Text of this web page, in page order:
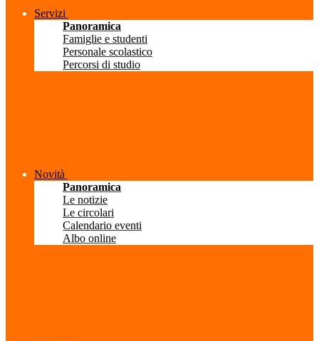
Servizi
Panoramica
Famiglie e studenti
Personale scolastico
Percorsi di studio
Novità
Panoramica
Le notizie
Le circolari
Calendario eventi
Albo online